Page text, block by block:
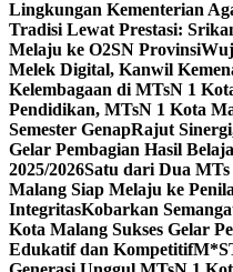
Lingkungan Kementerian
Tradisi Lewat Prestasi:
Melaju ke O2SN Provinsi
Melek Digital, Kanwil
Kelembagaan di MTsN 1
Pendidikan, MTsN 1 Kota
Semester GenapRajut
Gelar Pembagian Hasil
2025/2026Satu dari Dua
Malang Siap Melaju ke
IntegritasKobarkan
Kota Malang Sukses Gelar
Edukatif dan Kompetitif